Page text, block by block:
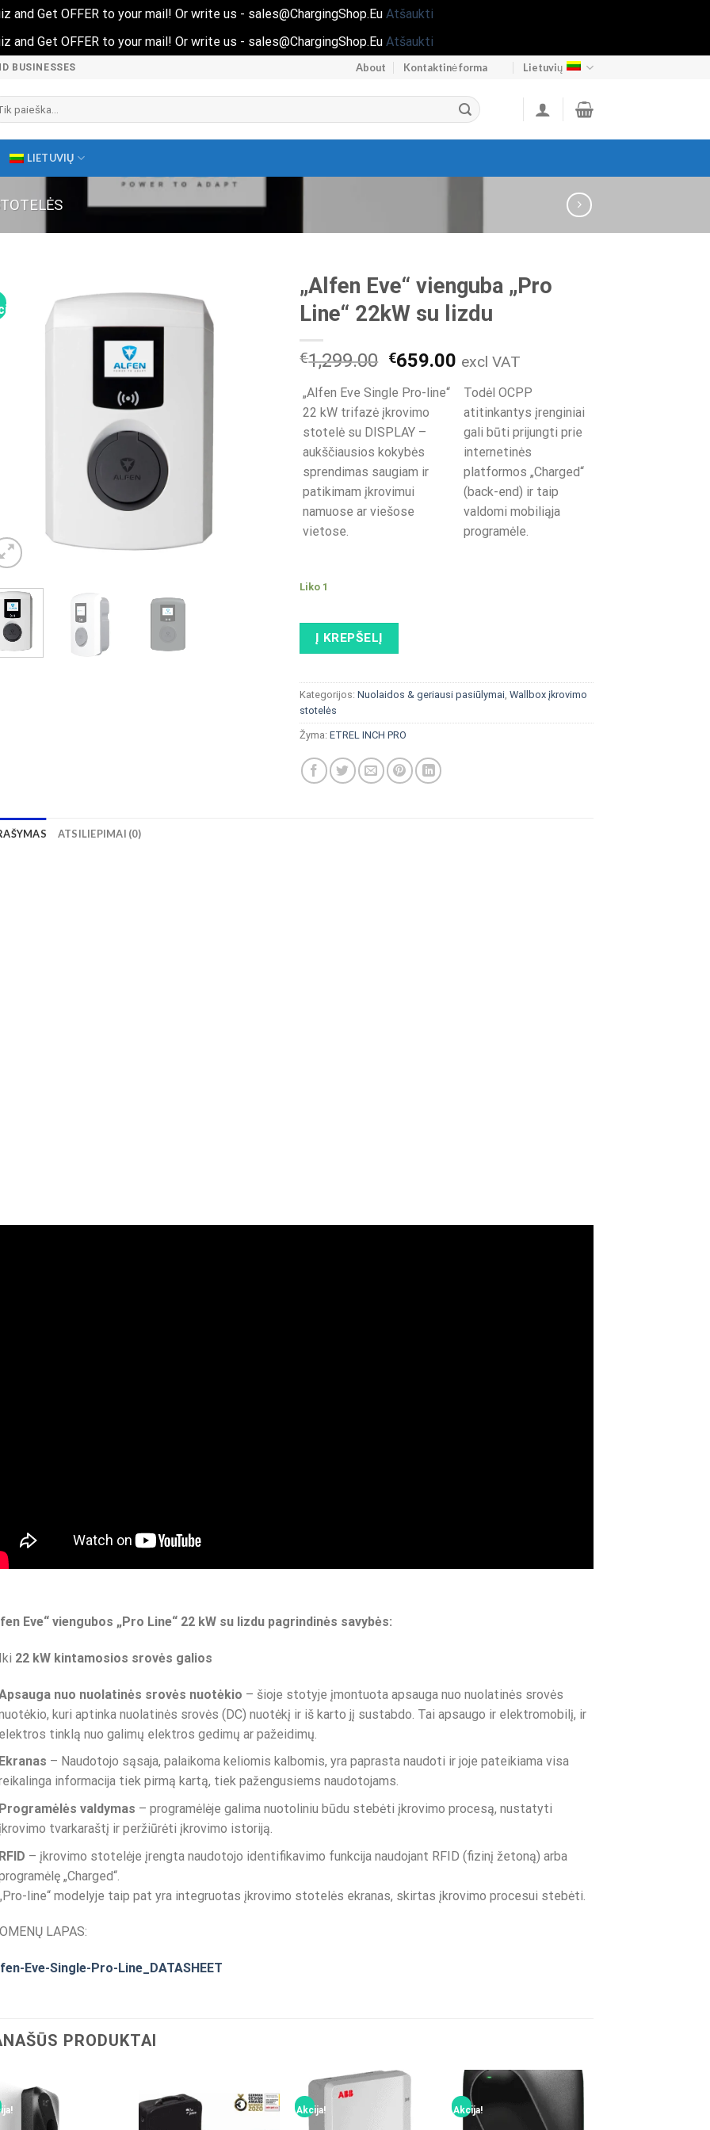
and Get OFFER to your mail! Or write us - sales@ChargingShop.Eu Atšaukti
and Get OFFER to your mail! Or write us - sales@ChargingShop.Eu Atšaukti
BUSINESSES About Kontaktinė forma Lietuvių
LIETUVIŲ
„Alfen Eve“ vienguba „Pro
Line“ 22kW su lizdu
€1,299.00 Original
was:
€1,299.00.
€659.00 Current
is:
€659.00.
excl VAT
„Alfen Eve Single Pro-line“
22 kW trifazė įkrovimo
stotelė su DISPLAY –
aukščiausios kokybės
sprendimas saugiam ir
patikimam įkrovimui
namuose ar viešose
vietose.
Todėl OCPP
atitinkantys įrenginiai
gali būti prijungti prie
internetinės
platformos „Charged“
(back-end) ir taip
valdomi mobiliąja
programėle.
Liko 1
Į KREPŠELĮ
Kategorijos:Nuolaidos & geriausi pasiūlymai,Wallbox įkrovimo
stotelės
Žyma:ETREL INCH PRO
ATSILIEPIMAI (0)
Eve“ viengubos „Pro Line“ 22 kW su lizdu pagrindinės savybės:
22 kW kintamosios srovės galios
nuo nuolatinės srovės nuotėkio – šioje stotyje įmontuota apsauga nuo nuolatinės srovės
kuri aptinka nuolatinės srovės (DC) nuotėkį ir iš karto jį sustabdo. Tai apsaugo ir elektromobilį, ir
tinklą nuo galimų elektros gedimų ar pažeidimų.
– Naudotojo sąsaja, palaikoma keliomis kalbomis, yra paprasta naudoti ir joje pateikiama visa
informacija tiek pirmą kartą, tiek pažengusiems naudotojams.
valdymas – programėlėje galima nuotoliniu būdu stebėti įkrovimo procesą, nustatyti
tvarkaraštį ir peržiūrėti įkrovimo istoriją.
– įkrovimo stotelėje įrengta naudotojo identifikavimo funkcija naudojant RFID (fizinį žetoną) arba
„Charged“.
line“ modelyje taip pat yra integruotas įkrovimo stotelės ekranas, skirtas įkrovimo procesui stebėti.
LAPAS:
Eve-Single-Pro-Line_DATASHEET
PRODUKTAI
Akcija! Akcija!